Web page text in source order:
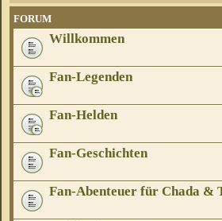
FORUM
Willkommen
Fan-Legenden
Fan-Helden
Fan-Geschichten
Fan-Abenteuer für Chada &